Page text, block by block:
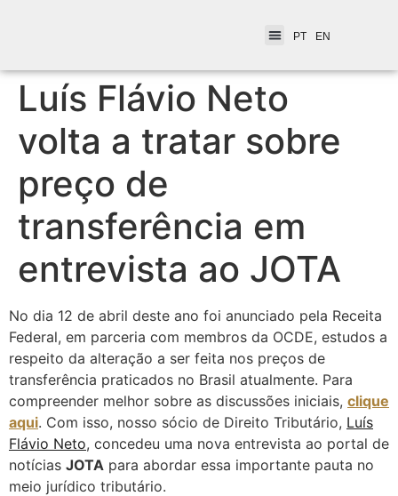
PT EN
Luís Flávio Neto
volta a tratar sobre
preço de
transferência em
entrevista ao JOTA
No dia 12 de abril deste ano foi anunciado pela Receita
Federal, em parceria com membros da OCDE, estudos a
respeito da alteração a ser feita nos preços de
transferência praticados no Brasil atualmente. Para
compreender melhor sobre as discussões iniciais, clique
aqui. Com isso, nosso sócio de Direito Tributário, Luís
Flávio Neto, concedeu uma nova entrevista ao portal de
notícias JOTA para abordar essa importante pauta no
meio jurídico tributário.